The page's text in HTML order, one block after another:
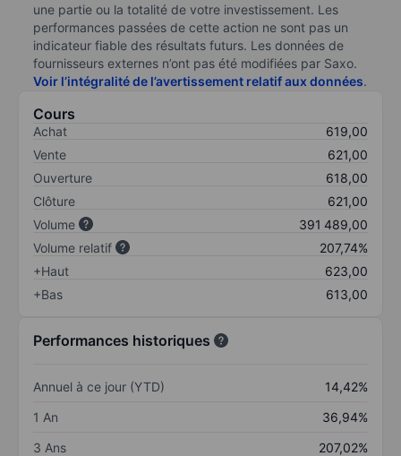
une partie ou la totalité de votre investissement. Les
performances passées de cette action ne sont pas un
indicateur fiable des résultats futurs. Les données de
fournisseurs externes n’ont pas été modifiées par Saxo.
Voir l’intégralité de l’avertissement relatif aux données.
Cours
Achat
619,00
Vente
621,00
Ouverture
618,00
Clôture
621,00
Volume
391 489,00
Volume relatif
207,74%
+Haut
623,00
+Bas
613,00
Performances historiques
Annuel à ce jour (YTD)
14,42%
1 An
36,94%
3 Ans
207,02%